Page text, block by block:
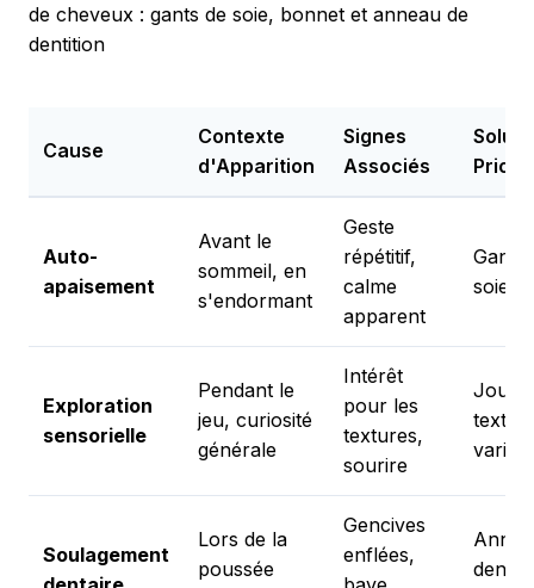
de cheveux : gants de soie, bonnet et anneau de
dentition
Cause
Contexte
d'Apparition
Signes
Associés
Auto-
apaisement
Avant le
sommeil, en
s'endormant
Geste
répétitif,
calme
apparent
Gants
soie,
Exploration
sensorielle
Pendant le
jeu, curiosité
générale
Intérêt
pour les
textures,
sourire
Jouets
variés
Soulagement
Lors de la
poussée
Gencives
enflées,